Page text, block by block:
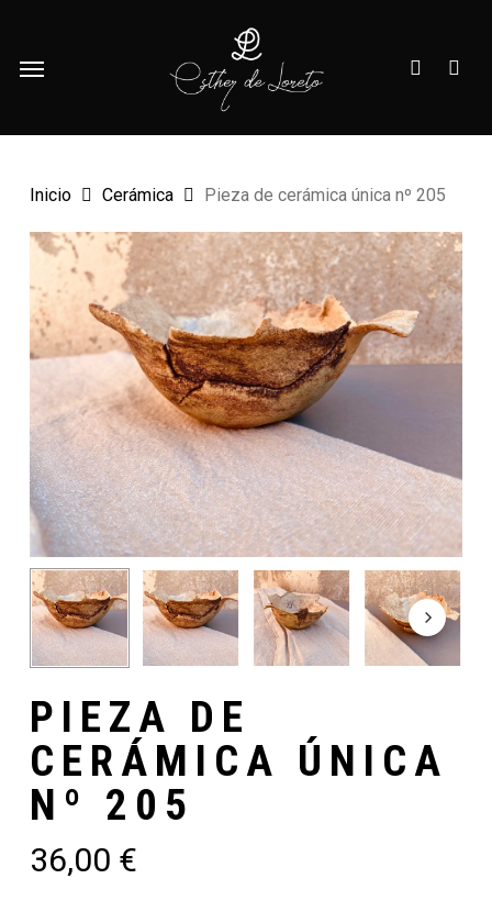
main
Inicio Cerámica Pieza de cerámica única nº 205
PIEZA DE
CERÁMICA ÚNICA
Nº 205
36,00 €